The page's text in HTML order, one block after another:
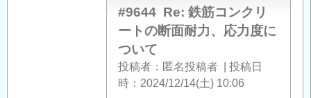
力、#9644 Re: 鉄筋コンクリ
ートの断面耐力、応力度に
ついて
投稿者 匿名投稿者
投稿日
時
2024/12/14(土) 10:06